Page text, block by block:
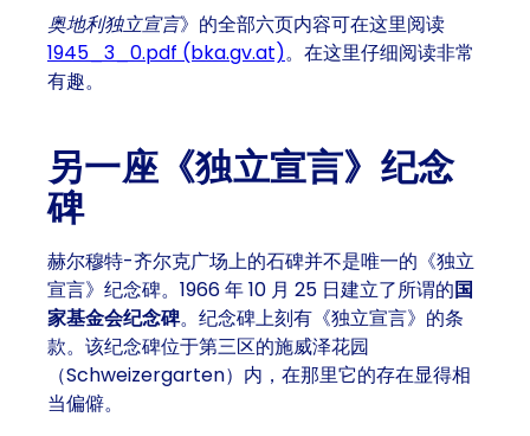
奥地利独立宣言》的全部六页内容可在这里阅读
1945_3_0.pdf (bka.gv.at)。在这里仔细阅读非常
有趣。
另一座《独立宣言》纪念
碑
赫尔穆特-齐尔克广场上的石碑并不是唯一的《独立
宣言》纪念碑。1966 年 10 月 25 日建立了所谓的国
家基金会纪念碑。纪念碑上刻有《独立宣言》的条
款。该纪念碑位于第三区的施威泽花园
（Schweizergarten）内，在那里它的存在显得相
当偏僻。